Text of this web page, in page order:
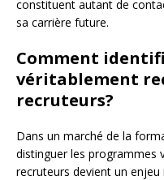
constituent autant de
sa carrière future.
Comment
véritablement
recruteurs?
Dans un marché de la
distinguer les programmes
recruteurs devient un